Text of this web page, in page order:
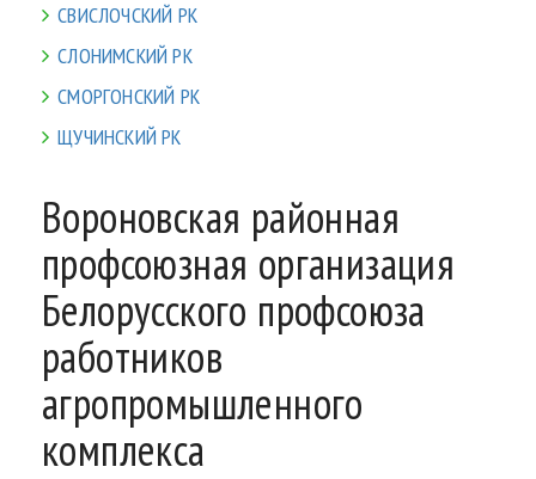
СВИСЛОЧСКИЙ РК
СЛОНИМСКИЙ РК
СМОРГОНСКИЙ РК
ЩУЧИНСКИЙ РК
Вороновская районная
профсоюзная организация
Белорусского профсоюза
работников
агропромышленного
комплекса